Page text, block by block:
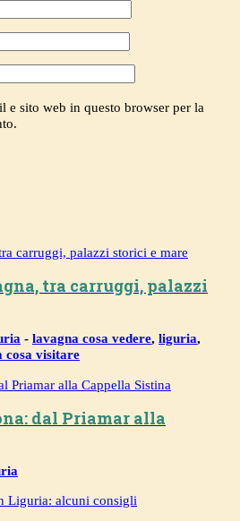
e sito web in questo browser per la
tra carruggi, palazzi
- lavagna cosa vedere, liguria,
cosa visitare
dal Priamar alla